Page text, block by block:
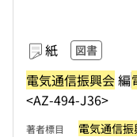
紙 図書
電気通信振興会編
<AZ-494-J36>
著者標目 電気通信振